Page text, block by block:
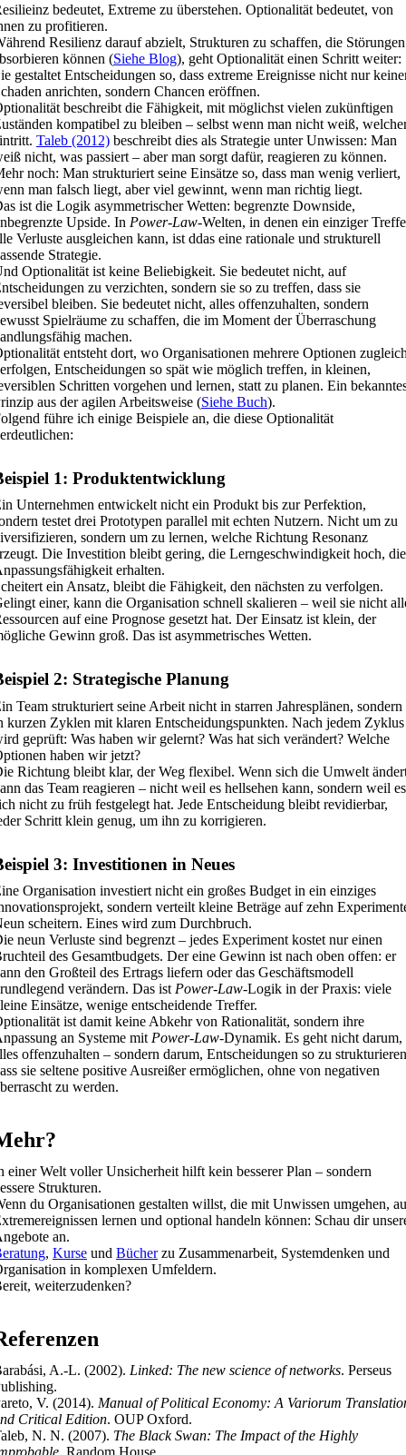
bedeutet, Extreme zu überstehen. Optionalität bedeutet, von
zu profitieren.
Resilienz darauf abzielt, Strukturen zu schaffen, die Störungen
können (Siehe Blog), geht Optionalität einen Schritt weiter:
gestaltet Entscheidungen so, dass extreme Ereignisse nicht nur
anrichten, sondern Chancen eröffnen.
beschreibt die Fähigkeit, mit möglichst vielen zukünftigen
kompatibel zu bleiben – selbst wenn man nicht weiß,
Taleb (2012) beschreibt dies als Strategie unter Unwissen: Man
nicht, was passiert – aber man sorgt dafür, reagieren zu können.
noch: Man strukturiert seine Einsätze so, dass man wenig verliert,
man falsch liegt, aber viel gewinnt, wenn man richtig liegt.
ist die Logik asymmetrischer Wetten: begrenzte Downside,
Upside. In Power-Law-Welten, in denen ein einziger
Verluste ausgleichen kann, ist ddas eine rationale und strukturell
Strategie.
Optionalität ist keine Beliebigkeit. Sie bedeutet nicht, auf
zu verzichten, sondern sie so zu treffen, dass sie
bleiben. Sie bedeutet nicht, alles offenzuhalten, sondern
Spielräume zu schaffen, die im Moment der Überraschung
machen.
entsteht dort, wo Organisationen mehrere Optionen
Entscheidungen so spät wie möglich treffen, in kleinen,
Schritten vorgehen und lernen, statt zu planen. Ein
aus der agilen Arbeitsweise (Siehe Buch).
führe ich einige Beispiele an, die diese Optionalität
1: Produktentwicklung
Unternehmen entwickelt nicht ein Produkt bis zur Perfektion,
testet drei Prototypen parallel mit echten Nutzern. Nicht um zu
sondern um zu lernen, welche Richtung Resonanz
Die Investition bleibt gering, die Lerngeschwindigkeit hoch, die
erhalten.
ein Ansatz, bleibt die Fähigkeit, den nächsten zu verfolgen.
einer, kann die Organisation schnell skalieren – weil sie nicht
auf eine Prognose gesetzt hat. Der Einsatz ist klein, der
Gewinn groß. Das ist asymmetrisches Wetten.
2: Strategische Planung
Team strukturiert seine Arbeit nicht in starren Jahresplänen, sondern
kurzen Zyklen mit klaren Entscheidungspunkten. Nach jedem Zyklus
geprüft: Was haben wir gelernt? Was hat sich verändert? Welche
haben wir jetzt?
Richtung bleibt klar, der Weg flexibel. Wenn sich die Umwelt
das Team reagieren – nicht weil es hellsehen kann, sondern weil es
nicht zu früh festgelegt hat. Jede Entscheidung bleibt revidierbar,
Schritt klein genug, um ihn zu korrigieren.
3: Investitionen in Neues
Organisation investiert nicht ein großes Budget in ein einziges
sondern verteilt kleine Beträge auf zehn
scheitern. Eines wird zum Durchbruch.
neun Verluste sind begrenzt – jedes Experiment kostet nur einen
des Gesamtbudgets. Der eine Gewinn ist nach oben offen: er
den Großteil des Ertrags liefern oder das Geschäftsmodell
verändern. Das ist Power-Law-Logik in der Praxis: viele
Einsätze, wenige entscheidende Treffer.
ist damit keine Abkehr von Rationalität, sondern ihre
an Systeme mit Power-Law-Dynamik. Es geht nicht darum,
offenzuhalten – sondern darum, Entscheidungen so zu
sie seltene positive Ausreißer ermöglichen, ohne von negativen
zu werden.
einer Welt voller Unsicherheit hilft kein besserer Plan – sondern
Strukturen.
du Organisationen gestalten willst, die mit Unwissen umgehen,
lernen und optional handeln können: Schau dir
an.
, Kurse und Bücherzu Zusammenarbeit, Systemdenken und
in komplexen Umfeldern.
weiterzudenken?
A.-L. (2002). Linked: The new science of networks. Perseus
V. (2014). Manual of Political Economy: A Variorum
Critical Edition. OUP Oxford.
N. N. (2007). The Black Swan: The Impact of the Highly